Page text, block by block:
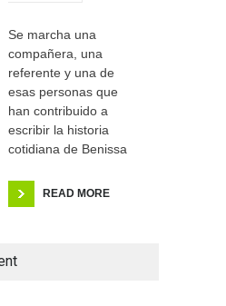
Se marcha una
compañera, una
referente y una de
esas personas que
han contribuido a
escribir la historia
cotidiana de Benissa
READ MORE